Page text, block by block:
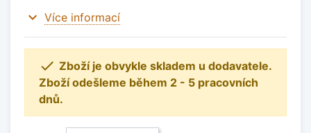
expand_more Více informací
 Zboží je obvykle skladem u dodavatele.
Zboží odešleme během 2 - 5 pracovních
dnů.